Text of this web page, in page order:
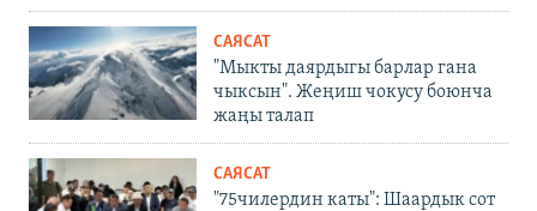
САЯСАТ
"Мыкты даярдыгы барлар гана
чыксын". Жеңиш чокусу боюнча
жаңы талап
САЯСАТ
"75чилердин каты": Шаардык сот